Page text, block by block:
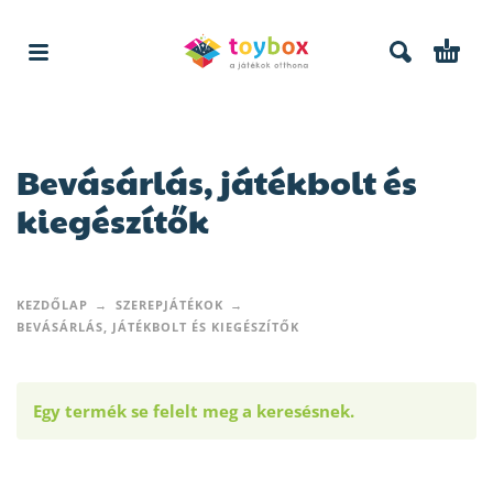
Bevásárlás, játékbolt és
kiegészítők
KEZDŐLAP
SZEREPJÁTÉKOK
BEVÁSÁRLÁS, JÁTÉKBOLT ÉS KIEGÉSZÍTŐK
Egy termék se felelt meg a keresésnek.